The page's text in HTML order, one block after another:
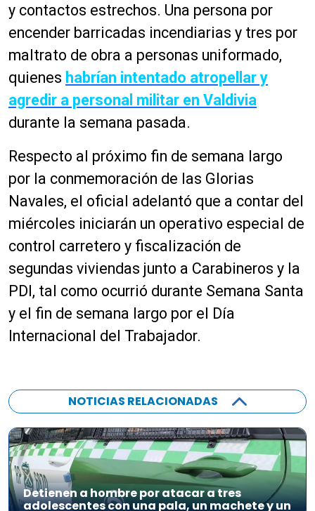
y contactos estrechos. Una persona por
encender barricadas incendiarias y tres por
maltrato de obra a personas uniformado,
quienes habrían intentado atropellar y
agredir a personal militar en Valdivia
durante la semana pasada.
Respecto al próximo fin de semana largo
por la conmemoración de las Glorias
Navales, el oficial adelantó que a contar del
miércoles iniciarán un operativo especial de
control carretero y fiscalización de
segundas viviendas junto a Carabineros y la
PDI, tal como ocurrió durante Semana Santa
y el fin de semana largo por el Día
Internacional del Trabajador.
NOTICIAS RELACIONADAS
Detienen a hombre por atacar a tres
adolescentes con una pala, un machete y un